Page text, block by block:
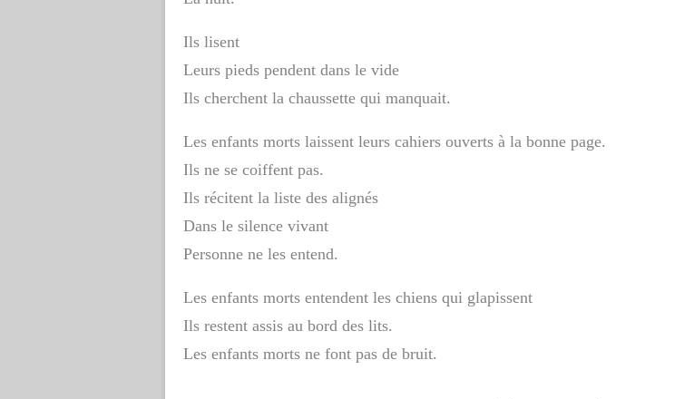
Ils lisent
Leurs pieds pendent dans le vide
Ils cherchent la chaussette qui manquait.
Les enfants morts laissent leurs cahiers ouverts à la bonne page.
Ils ne se coiffent pas.
Ils récitent la liste des alignés
Dans le silence vivant
Personne ne les entend.
Les enfants morts entendent les chiens qui glapissent
Ils restent assis au bord des lits.
Les enfants morts ne font pas de bruit.